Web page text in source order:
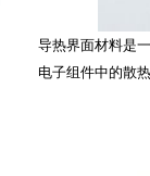
导热界面材料是
电子组件中的散